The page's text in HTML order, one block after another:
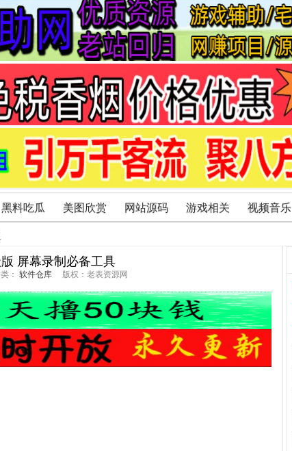
黑料吃瓜 美图欣赏 网站源码 游戏相关 视频音乐
屏幕录制必备工具
： 软件仓库 版权：老表资源网